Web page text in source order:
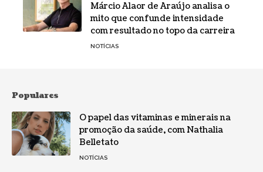
Márcio Alaor de Araújo analisa o
mito que confunde intensidade
com resultado no topo da carreira
NOTÍCIAS
Populares
O papel das vitaminas e minerais na
promoção da saúde, com Nathalia
Belletato
NOTÍCIAS